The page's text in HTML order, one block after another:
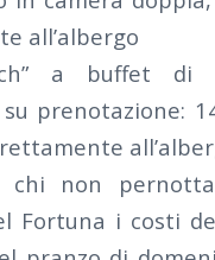
all’albergo
a buffet di
prenotazione:
chi non
Fortuna i costi